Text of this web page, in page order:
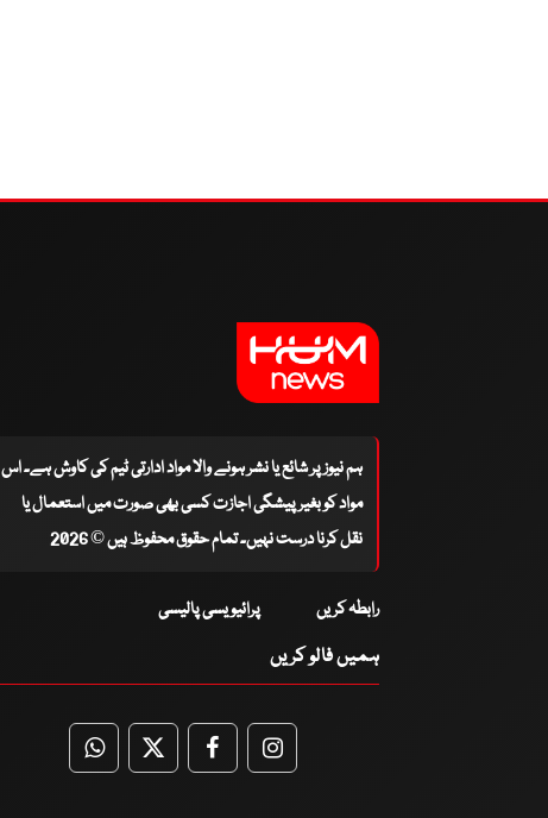
ہم نیوز پر شائع یا نشر ہونے والا مواد ادارتی ٹیم کی کاوش ہے۔ اس
مواد کو بغیر پیشگی اجازت کسی بھی صورت میں استعمال یا
نقل کرنا درست نہیں۔ تمام حقوق محفوظ ہیں © 2026
رابطہ کریں پرائیویسی پالیسی
ہمیں فالو کریں
WhatsApp
TwitterFacebookFacebook